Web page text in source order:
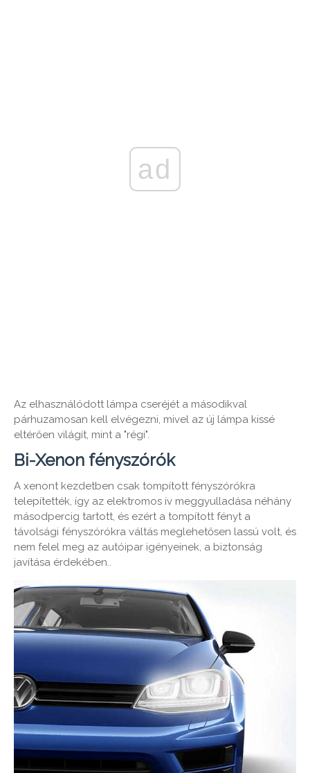
ad
Az elhasználódott lámpa cseréjét a másodikval
párhuzamosan kell elvégezni, mivel az új lámpa kissé
eltérően világít, mint a "régi".
Bi-Xenon fényszórók
A xenont kezdetben csak tompított fényszórókra
telepítették, így az elektromos ív meggyulladása néhány
másodpercig tartott, és ezért a tompított fényt a
távolsági fényszórókra váltás meglehetősen lassú volt, és
nem felel meg az autóipar igényeinek, a biztonság
javítása érdekében..